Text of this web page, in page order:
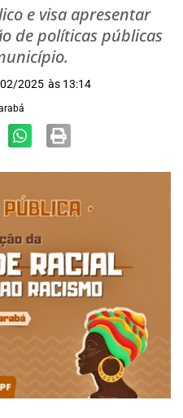
e visa apresentar
de políticas públicas
2025 às 13:14